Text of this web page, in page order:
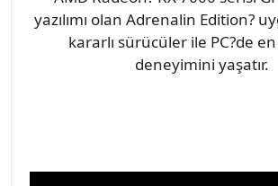
yazılımı olan Adrenalin Edition?
kararlı sürücüler ile PC?de
deneyimini yaşatır.